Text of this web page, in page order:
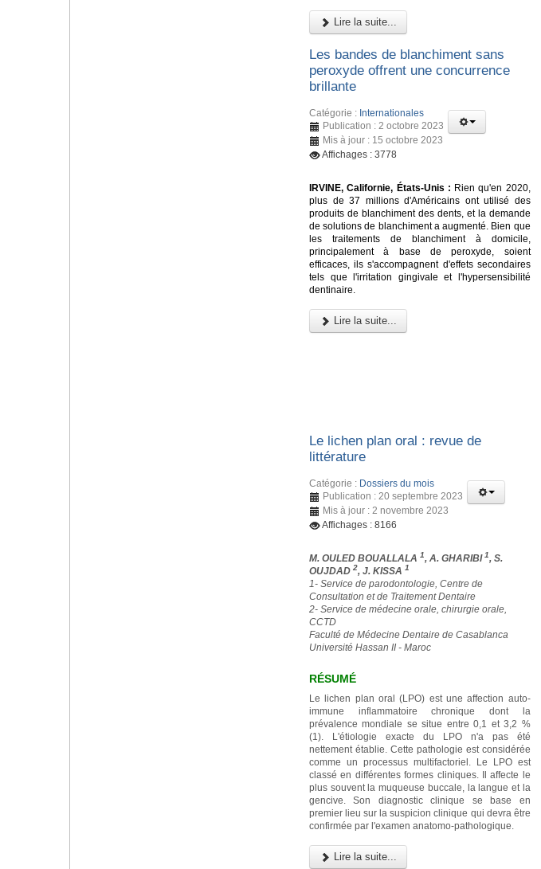
Lire la suite...
Les bandes de blanchiment sans
peroxyde offrent une concurrence
brillante
Catégorie : Internationales
Publication : 2 octobre 2023
Mis à jour : 15 octobre 2023
Affichages : 3778
IRVINE, Californie, États-Unis : Rien qu'en 2020,
plus de 37 millions d'Américains ont utilisé des
produits de blanchiment des dents, et la demande
de solutions de blanchiment a augmenté. Bien que
les traitements de blanchiment à domicile,
principalement à base de peroxyde, soient
efficaces, ils s'accompagnent d'effets secondaires
tels que l'irritation gingivale et l'hypersensibilité
dentinaire.
Lire la suite...
Le lichen plan oral : revue de
littérature
Catégorie : Dossiers du mois
Publication : 20 septembre 2023
Mis à jour : 2 novembre 2023
Affichages : 8166
M. OULED BOUALLALA 1, A. GHARIBI1, S.
OUJDAD 2, J. KISSA 1
1- Service de parodontologie, Centre de
Consultation et de Traitement Dentaire
2- Service de médecine orale, chirurgie orale,
CCTD
Faculté de Médecine Dentaire de Casablanca
Université Hassan II - Maroc
RÉSUMÉ
Le lichen plan oral (LPO) est une affection auto-
immune inflammatoire chronique dont la
prévalence mondiale se situe entre 0,1 et 3,2 %
(1). L'étiologie exacte du LPO n'a pas été
nettement établie. Cette pathologie est considérée
comme un processus multifactoriel. Le LPO est
classé en différentes formes cliniques. Il affecte le
plus souvent la muqueuse buccale, la langue et la
gencive. Son diagnostic clinique se base en
premier lieu sur la suspicion clinique qui devra être
confirmée par l'examen anatomo-pathologique.
Lire la suite...